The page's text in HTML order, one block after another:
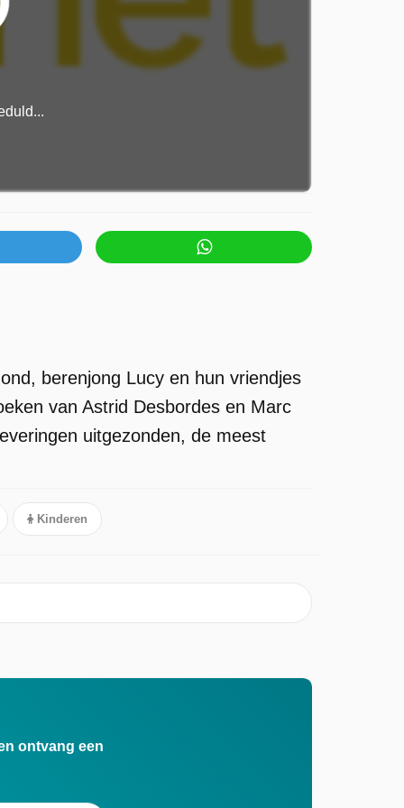
berenjong Lucy en hun vriendjes
van Astrid Desbordes en Marc
uitgezonden, de meest
Kinderen
ontvang een